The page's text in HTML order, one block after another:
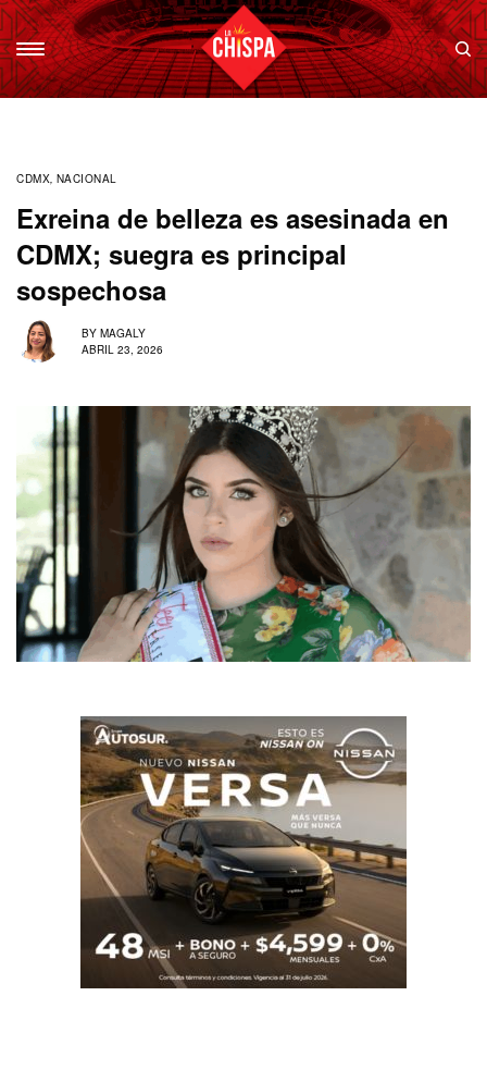
CDMX, NACIONAL
Exreina de belleza es asesinada en
CDMX; suegra es principal
sospechosa
BY MAGALY
ABRIL 23, 2026